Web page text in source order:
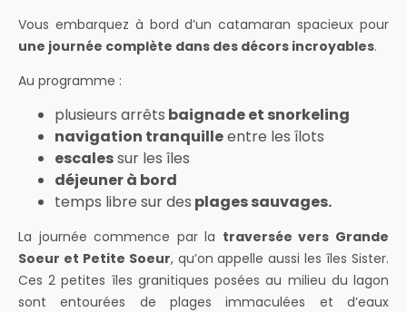
Vous embarquez à bord d’un catamaran spacieux pour
une journée complète dans des décors incroyables.
Au programme :
plusieurs arrêts baignade et snorkeling
navigation tranquilleentre les îlots
escalessur les îles
déjeuner à bord
temps libre sur des plages sauvages.
La journée commence par la traversée vers Grande
Soeur et Petite Soeur, qu’on appelle aussi les îles Sister.
Ces 2 petites îles granitiques posées au milieu du lagon
sont entourées de plages immaculées et d’eaux